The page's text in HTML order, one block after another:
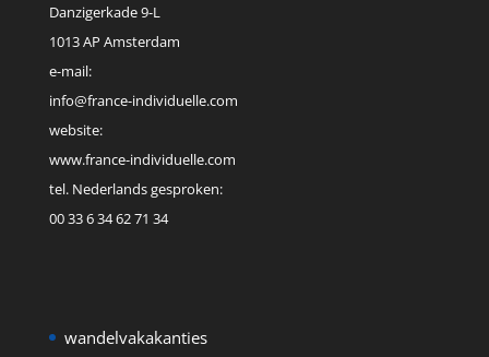
Danzigerkade 9-L
1013 AP Amsterdam
e-mail:
info@france-individuelle.com
website:
www.france-individuelle.com
tel. Nederlands gesproken:
00 33 6 34 62 71 34
wandelvakakanties